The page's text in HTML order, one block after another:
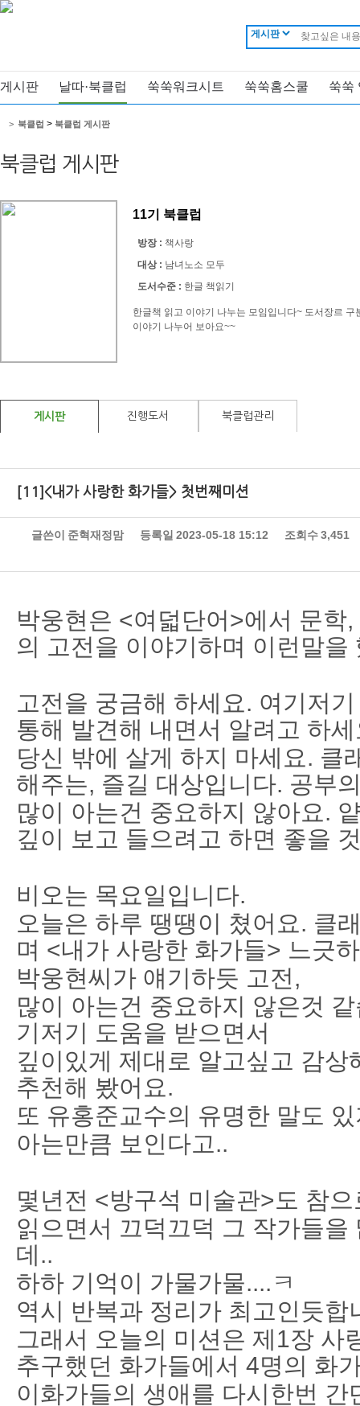
게시판 날따·북클럽 쑥쑥워크시트 쑥쑥홈스쿨 쑥쑥
북클럽 게시판
> 북클럽 > 북클럽 게시판
11기 북클럽
방장 : 책사랑
대상 : 남녀노소 모두
도서수준 : 한글 책읽기
한글책 읽고 이야기 나누는 모임입니다~ 도서장르
이야기 나누어 보아요~~
게시판 진행도서 북클럽관리
[11]<내가 사랑한 화가들> 첫번째미션
글쓴이 준혁재정맘 등록일 2023-05-18 15:12 조회수3,451
박웅현은 <여덟단어>에서 문학
의 고전을 이야기하며 이런말을
고전을 궁금해 하세요. 여기저
통해 발견해 내면서 알려고 하
당신 밖에 살게 하지 마세요. 클
해주는, 즐길 대상입니다. 공부
많이 아는건 중요하지 않아요.
깊이 보고 들으려고 하면 좋을
비오는 목요일입니다.
오늘은 하루 땡땡이 쳤어요. 클
며 <내가 사랑한 화가들> 느긋
박웅현씨가 얘기하듯 고전,
많이 아는건 중요하지 않은것
기저기 도움을 받으면서
깊이있게 제대로 알고싶고 감상
추천해 봤어요.
또 유홍준교수의 유명한 말도
아는만큼 보인다고..
몇년전 <방구석 미술관>도 참
읽으면서 끄덕끄덕 그 작가들을
데..
하하 기억이 가물가물....ㅋ
역시 반복과 정리가 최고인듯
그래서 오늘의 미션은 제1장 사
추구했던 화가들에서 4명의 화
이화가들의 생애를 다시한번 간